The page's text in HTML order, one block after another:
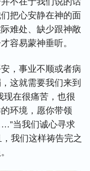
把心安静在神的面
难处、缺少跟神敞
容易蒙神垂听。
，事业不顺或者病
这就需要我们来到
现在很痛苦，也很
环境，愿你带领
当我们诚心寻求
我们这样祷告完之